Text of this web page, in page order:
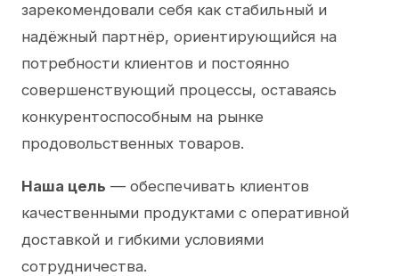
зарекомендовали себя как стабильный и
надёжный партнёр, ориентирующийся на
потребности клиентов и постоянно
совершенствующий процессы, оставаясь
конкурентоспособным на рынке
продовольственных товаров.
Наша цель — обеспечивать клиентов
качественными продуктами с оперативной
доставкой и гибкими условиями
сотрудничества.